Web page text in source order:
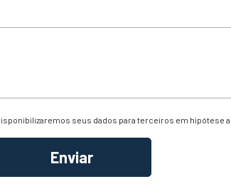
seus dados para terceiros em hipótese